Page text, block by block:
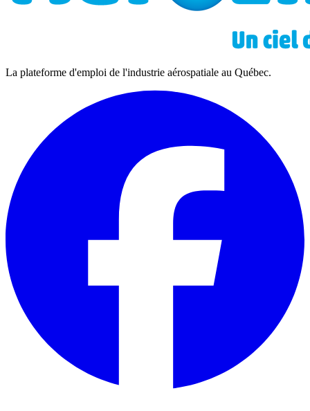
La plateforme d'emploi de l'industrie aérospatiale au Québec.